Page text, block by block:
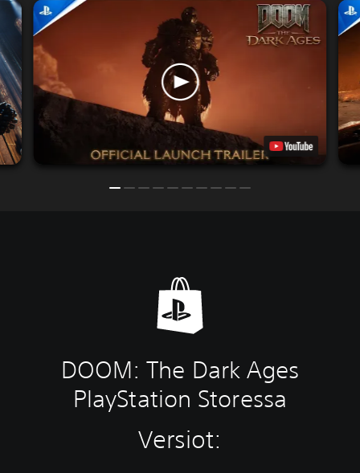
DOOM: The Dark Ages
PlayStation Storessa
Versiot: